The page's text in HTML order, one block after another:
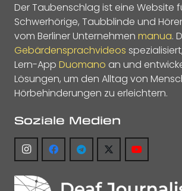
Der Taubenschlag ist eine Website
Schwerhörige, Taubblinde und
vom Berliner Unternehmen manua.
Gebärdensprachvideos
Lern-App Duomano an und
Lösungen, um den Alltag von
Hörbehinderungen zu erleichtern.
Soziale Medien